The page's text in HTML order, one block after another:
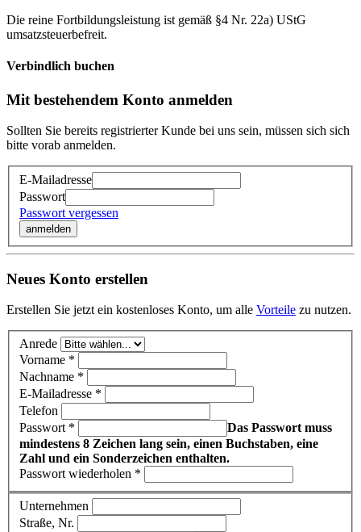
Die reine Fortbildungsleistung ist gemäß §4 Nr. 22a) UStG
umsatzsteuerbefreit.
Verbindlich buchen
Mit bestehendem Konto anmelden
Sollten Sie bereits registrierter Kunde bei uns sein, müssen sich sich
bitte vorab anmelden.
E-Mailadresse
Passwort
Passwort vergessen
anmelden
Neues Konto erstellen
Erstellen Sie jetzt ein kostenloses Konto, um alle Vorteile zu nutzen.
Anrede
Vorname *
Nachname *
E-Mailadresse *
Telefon
Passwort *
Das Passwort muss
mindestens 8 Zeichen lang sein, einen Buchstaben, eine
Zahl und ein Sonderzeichen enthalten.
Passwort wiederholen *
Unternehmen
Straße, Nr.